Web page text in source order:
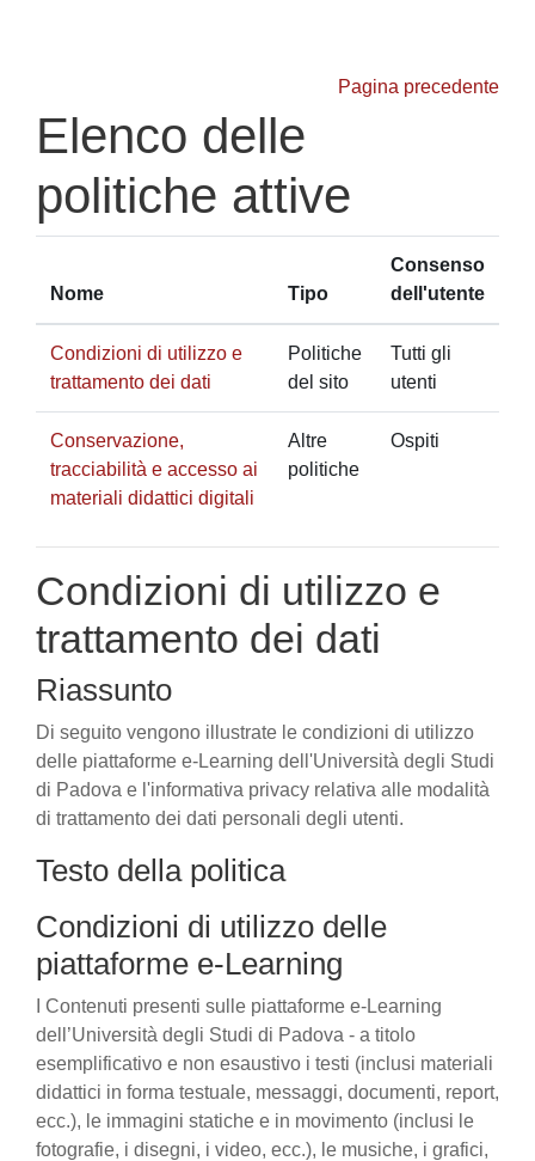
Pagina precedente
Elenco delle
politiche attive
Nome Tipo
Consenso
dell'utente
Condizioni di utilizzo e
trattamento dei dati
Politiche
del sito
Tutti gli
utenti
Conservazione,
tracciabilità e accesso ai
materiali didattici digitali
Altre
politiche
Ospiti
Condizioni di utilizzo e
trattamento dei dati
Riassunto
Di seguito vengono illustrate le condizioni di utilizzo
delle piattaforme e-Learning dell'Università degli Studi
di Padova e l'informativa privacy relativa alle modalità
di trattamento dei dati personali degli utenti.
Testo della politica
Condizioni di utilizzo delle
piattaforme e-Learning
I Contenuti presenti sulle piattaforme e-Learning
dell’Università degli Studi di Padova - a titolo
esemplificativo e non esaustivo i testi (inclusi materiali
didattici in forma testuale, messaggi, documenti, report,
ecc.), le immagini statiche e in movimento (inclusi le
fotografie, i disegni, i video, ecc.), le musiche, i grafici,